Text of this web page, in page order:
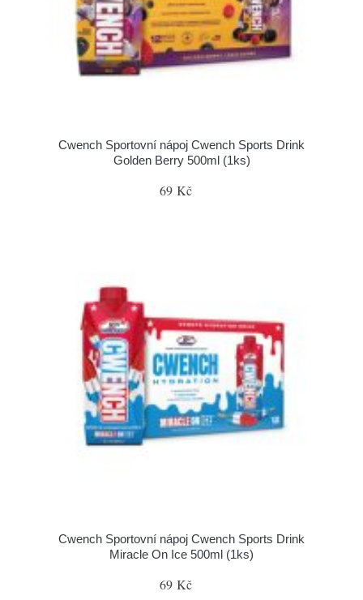
Cwench Sportovní nápoj Cwench Sports Drink
Golden Berry 500ml (1ks)
69 Kč
Cwench Sportovní nápoj Cwench Sports Drink
Miracle On Ice 500ml (1ks)
69 Kč